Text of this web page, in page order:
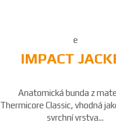
IMPACT
Anatomická bunda z
Thermicore Classic, vhodná
svrchní vrstva...